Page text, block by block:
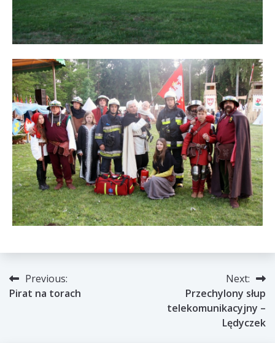
Nawigacja
wpisu
Previous:
Pirat na torach
Next:
Przechylony słup
telekomunikacyjny –
Lędyczek